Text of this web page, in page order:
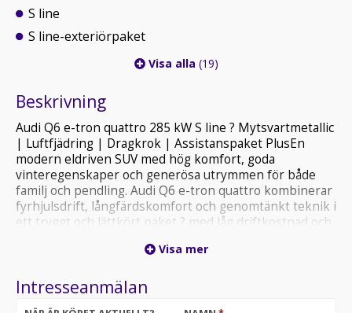
S line
S line-exteriörpaket
Visa alla (19)
Beskrivning
Audi Q6 e-tron quattro 285 kW S line ? Mytsvartmetallic
| Luftfjädring | Dragkrok | Assistanspaket PlusEn
modern eldriven SUV med hög komfort, goda
vinteregenskaper och generösa utrymmen för både
familj och pendling. Audi Q6 e-tron quattro kombinerar
fyrhjulsdrift, långfärdskomfort och genomtänkt teknik i
ett tryggt och lättkört paket ? med låg driftkostnad och
utförande och levereras i Mytsvartmetallic med svarta
ger en bekväm och stabil körupplevelse året runt,
Visa mer
Intresseanmälan